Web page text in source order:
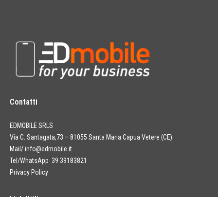
Contatti
EDMOBILE SRLS
Via C. Santagata,73 – 81055 Santa Maria Capua Vetere (CE).
Mail/info@edmobile.it
Tel/WhatsApp 39 39183821
Privacy Policy